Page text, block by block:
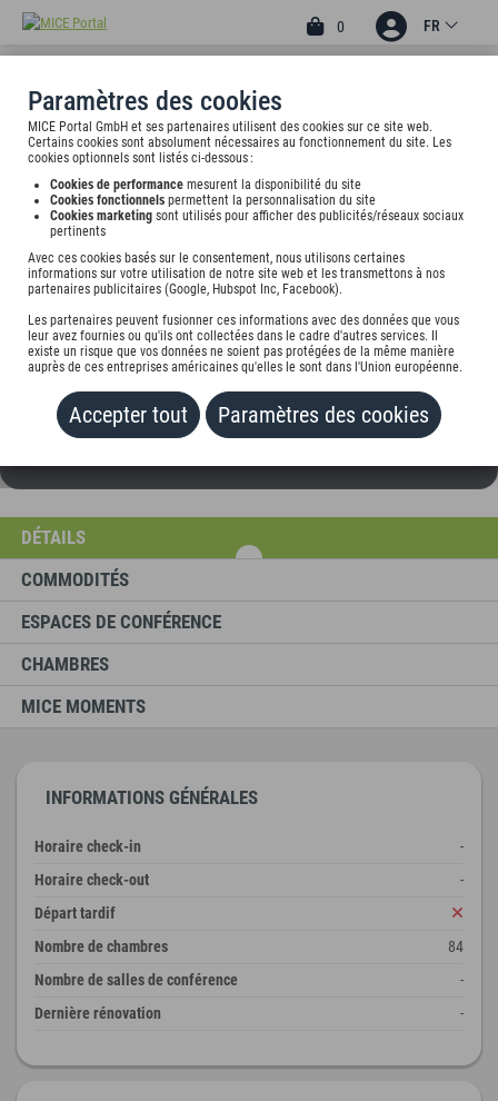
Paramètres des cookies
MICE Portal GmbH et ses partenaires utilisent des cookies sur ce site web.
Certains cookies sont absolument nécessaires au fonctionnement du site. Les
cookies optionnels sont listés ci-dessous :
Cookies de performance mesurent la disponibilité du site
Cookies fonctionnels permettent la personnalisation du site
Cookies marketing sont utilisés pour afficher des publicités/réseaux sociaux
pertinents
Avec ces cookies basés sur le consentement, nous utilisons certaines
informations sur votre utilisation de notre site web et les transmettons à nos
partenaires publicitaires (Google, Hubspot Inc, Facebook).
Les partenaires peuvent fusionner ces informations avec des données que vous
leur avez fournies ou qu'ils ont collectées dans le cadre d'autres services. Il
existe un risque que vos données ne soient pas protégées de la même manière
auprès de ces entreprises américaines qu'elles le sont dans l'Union européenne.
Accepter tout Paramètres des cookies
0 FR
ALPHA-APPARTHOTEL
LEIPZIG-RÖTHA
Ernst-Thälmann-Str. 4, 04571 Rötha, undefined
Tarif sur demande
AJOUTER AU PORTEFEUILLE
DÉTAILS
COMMODITÉS
ESPACES DE CONFÉRENCE
CHAMBRES
MICE MOMENTS
INFORMATIONS GÉNÉRALES
Horaire check-in
-
Horaire check-out
-
Départ tardif
Nombre de chambres
84
Nombre de salles de conférence
-
Dernière rénovation
-